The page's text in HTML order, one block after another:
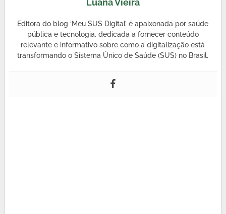
Editora do blog ‘Meu SUS Digital’ é apaixonada por saúde
pública e tecnologia, dedicada a fornecer conteúdo
relevante e informativo sobre como a digitalização está
transformando o Sistema Único de Saúde (SUS) no Brasil.